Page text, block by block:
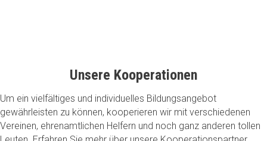
Unsere Kooperationen
Um ein vielfältiges und individuelles Bildungsangebot
gewährleisten zu können, kooperieren wir mit verschiedenen
Vereinen, ehrenamtlichen Helfern und noch ganz anderen tollen